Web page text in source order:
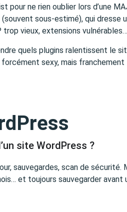
pour ne rien oublier lors d’une
(souvent sous-estimé), qui dresse
vieux, extensions
quels plugins ralentissent le
sexy, mais franchement
site WordPress ?
sauvegardes, scan de sécurité.
et toujours sauvegarder avant